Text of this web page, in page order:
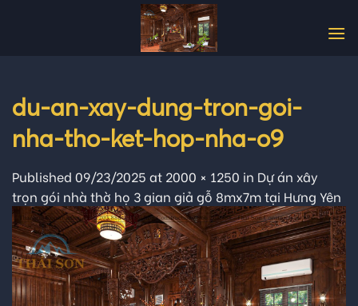
du-an-xay-dung-tron-goi-
nha-tho-ket-hop-nha-o9
Published 09/23/2025 at 2000 × 1250 in Dự án xây
trọn gói nhà thờ họ 3 gian giả gỗ 8mx7m tại Hưng Yên